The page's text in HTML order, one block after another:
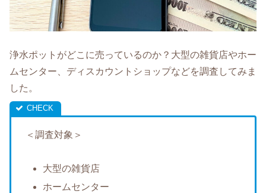
浄水ポットがどこに売っているのか？大型の雑貨店やホー
ムセンター、ディスカウントショップなどを調査してみま
した。
＜調査対象＞
大型の雑貨店
ホームセンター